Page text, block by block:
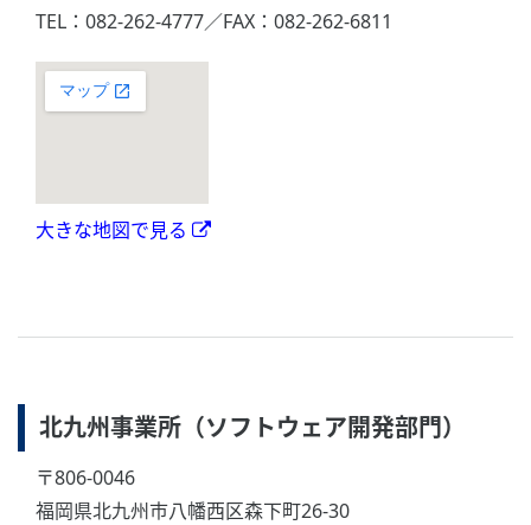
TEL：082-262-4777／FAX：082-262-6811
大きな地図で見る
北九州事業所（ソフトウェア開発部門）
〒806-0046
福岡県北九州市八幡西区森下町26-30